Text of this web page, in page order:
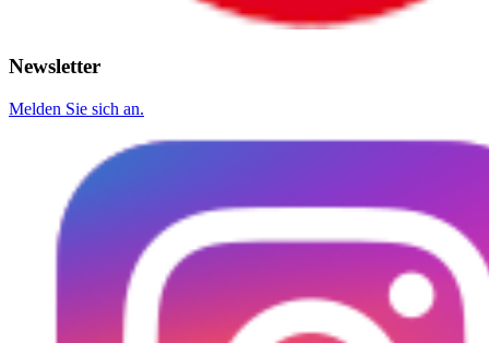
Newsletter
Melden Sie sich an.